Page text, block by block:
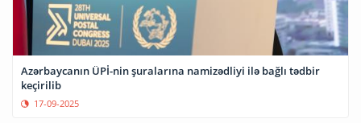
Azərbaycanın ÜPİ-nin şuralarına namizədliyi ilə bağlı tədbir
keçirilib
17-09-2025